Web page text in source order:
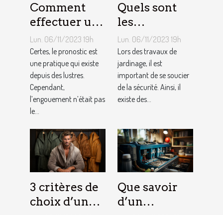
Comment
effectuer un
pronostic en
ligne ?
Lun. 06/11/2023 19h
Certes, le pronostic est
une pratique qui existe
depuis des lustres.
Cependant,
l’engouement n’était pas
le...
Quels sont
les
équipements
pour le
jardinage ?
Lun. 06/11/2023 19h
Lors des travaux de
jardinage, il est
important de se soucier
de la sécurité. Ainsi, il
existe des...
3 critères de
choix d’un
Que savoir
d’un